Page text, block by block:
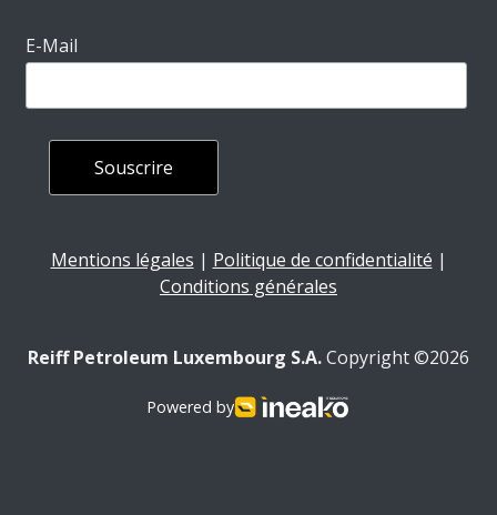
E-Mail
Mentions légales | Politique de confidentialité |
Conditions générales
Reiff Petroleum Luxembourg S.A.Copyright ©2026
Powered by